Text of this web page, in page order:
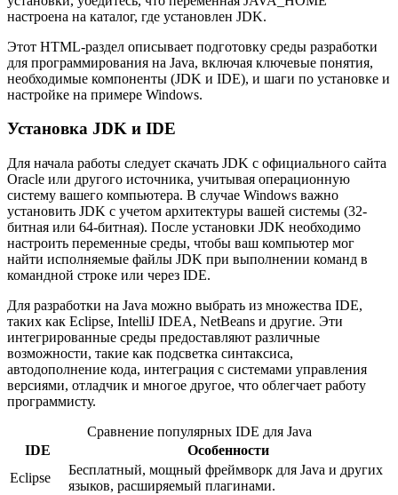
настроена на каталог, где установлен JDK.
Этот HTML-раздел описывает подготовку среды разработки
для программирования на Java, включая ключевые понятия,
необходимые компоненты (JDK и IDE), и шаги по установке и
настройке на примере Windows.
Установка JDK и IDE
Для начала работы следует скачать JDK с официального сайта
Oracle или другого источника, учитывая операционную
систему вашего компьютера. В случае Windows важно
установить JDK с учетом архитектуры вашей системы (32-
битная или 64-битная). После установки JDK необходимо
настроить переменные среды, чтобы ваш компьютер мог
найти исполняемые файлы JDK при выполнении команд в
командной строке или через IDE.
Для разработки на Java можно выбрать из множества IDE,
таких как Eclipse, IntelliJ IDEA, NetBeans и другие. Эти
интегрированные среды предоставляют различные
возможности, такие как подсветка синтаксиса,
автодополнение кода, интеграция с системами управления
версиями, отладчик и многое другое, что облегчает работу
программисту.
Сравнение популярных IDE для Java
IDE
Особенности
Eclipse
Бесплатный, мощный фреймворк для Java и других
языков, расширяемый плагинами.